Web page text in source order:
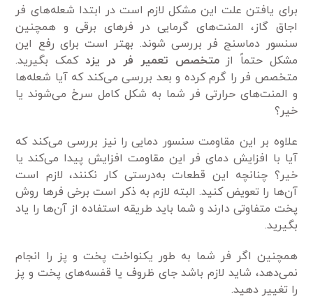
برای یافتن علت این مشکل لازم است در ابتدا شعله‌های فر
اجاق گاز، المنت‌های گرمایی در فر‌های برقی و همچنین
سنسور دماسنج فر بررسی شوند. بهتر است برای رفع این
مشکل حتماً ازمتخصص تعمیر فر در یزد کمک بگیرید.
متخصص فر را گرم کرده و بعد بررسی می‌کند که آیا شعله‌ها
و المنت‌های حرارتی فر شما به شکل کامل سرخ می‌شوند یا
خیر؟
علاوه بر این مقاومت سنسور دمایی را نیز بررسی می‌کند که
آیا با افزایش دمای فر این مقاومت افزایش پیدا می‌کند یا
خیر؟ چنانچه این قطعات به‌درستی کار نکنند، لازم است
آن‌ها را تعویض کنید. البته لازم به ذکر است برخی فر‌ها روش
پخت متفاوتی دارند و شما باید طریقه استفاده از آن‌ها را یاد
بگیرید.
همچنین اگر فر شما به طور یکنواخت پخت و پز را انجام
نمی‌دهد، شاید لازم باشد جای ظروف یا قفسه‌های پخت و پز
را تغییر دهید.